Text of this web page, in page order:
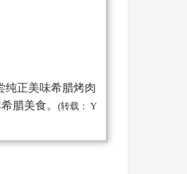
纯正美味希腊烤肉
腊美食。 (转载： Y